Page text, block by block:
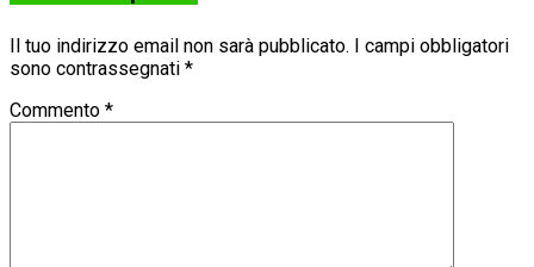
Il tuo indirizzo email non sarà pubblicato. I campi obbligatori
sono contrassegnati *
Commento *